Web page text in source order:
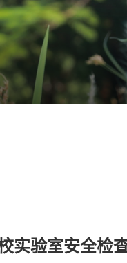
实验室安全检